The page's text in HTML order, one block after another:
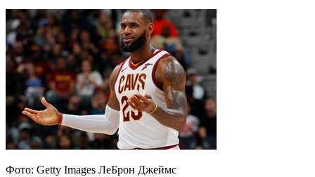
Фото: Getty Images ЛеБрон Джеймс